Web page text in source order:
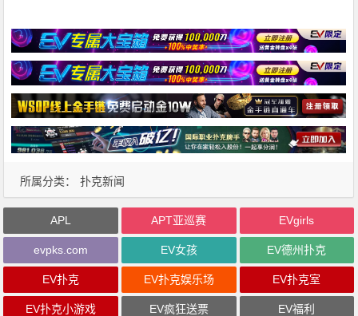
所属分类： 扑克新闻
APL APT亚巡赛 EVgirls
evpks.com EV女孩 EV德州扑克
EV扑克 EV扑克娱乐场 EV扑克室
EV扑克小游戏 EV疯狂送票 EV福利